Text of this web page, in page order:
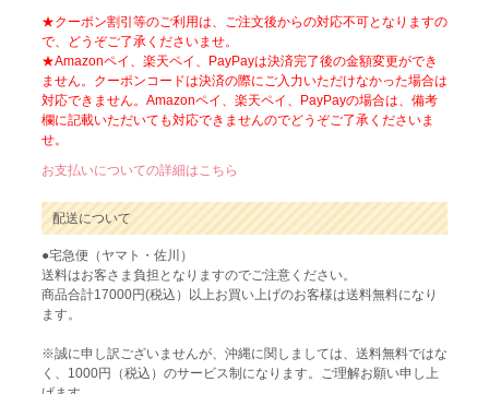
★クーポン割引等のご利用は、ご注文後からの対応不可となりますの
で、どうぞご了承くださいませ。
★Amazonペイ、楽天ペイ、PayPayは決済完了後の金額変更ができ
ません。クーポンコードは決済の際にご入力いただけなかった場合は
対応できません。Amazonペイ、楽天ペイ、PayPayの場合は、備考
欄に記載いただいても対応できませんのでどうぞご了承くださいま
せ。
お支払いについての詳細はこちら
配送について
●宅急便（ヤマト・佐川）
送料はお客さま負担となりますのでご注意ください。
商品合計17000円(税込）以上お買い上げのお客様は送料無料になり
ます。
※誠に申し訳ございませんが、沖縄に関しましては、送料無料ではな
く、1000円（税込）のサービス制になります。ご理解お願い申し上